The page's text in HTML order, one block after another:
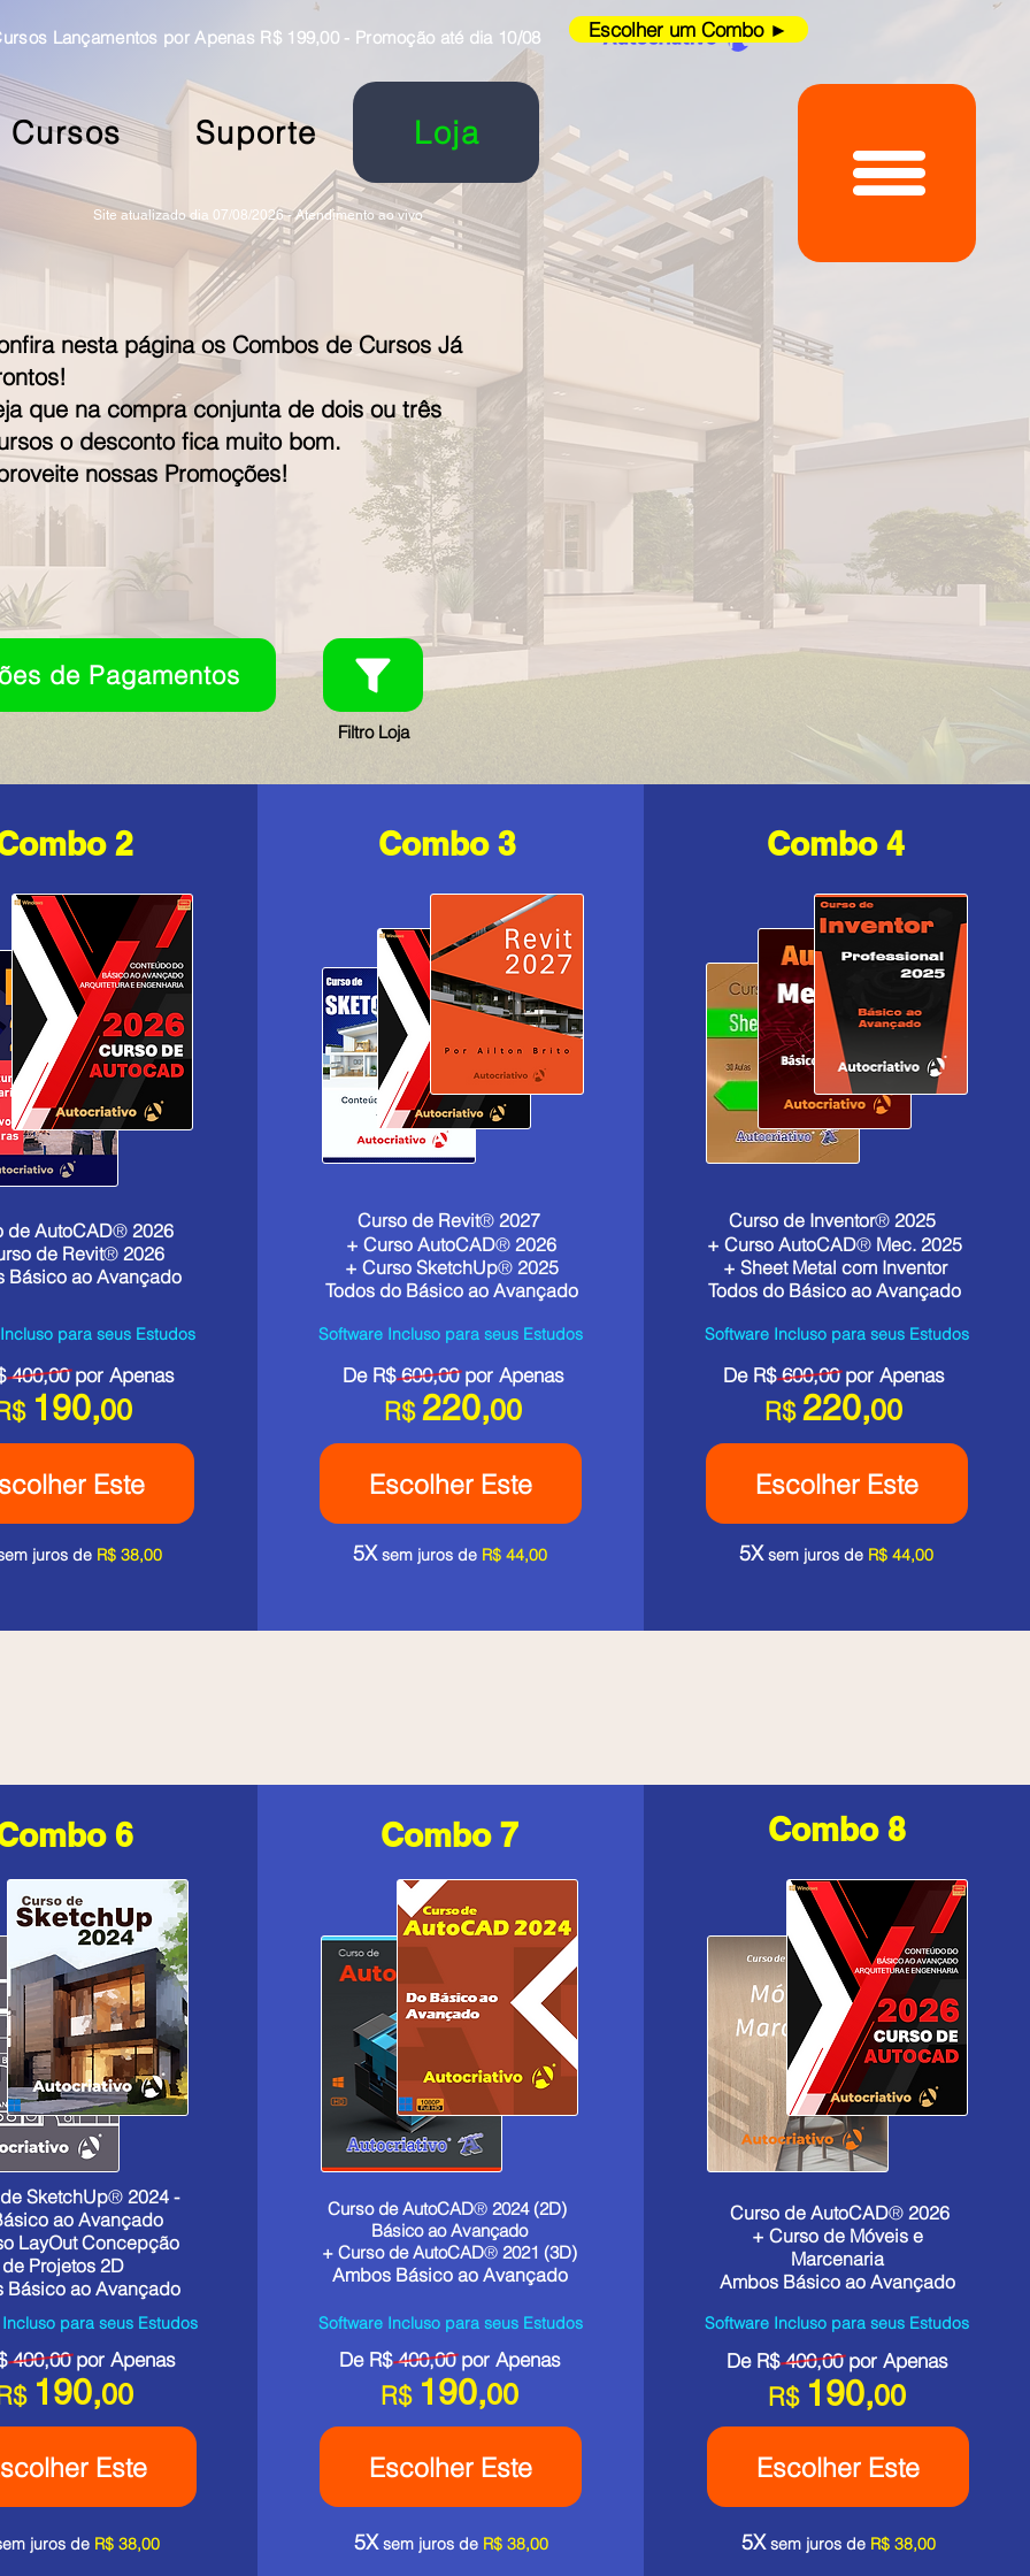
Lançamentos por Apenas R$ 199,00 - Promoção até dia 10/08 Escolher um Combo ►
Cursos Suporte Loja
nesta página os Combos de Cursos Já
que na compra conjunta de dois ou três
o desconto fica muito bom.
nossas Promoções!
de Pagamentos
Filtro Loja
2
de AutoCAD® 2026
de Revit®2026
Básico ao Avançado
para seus Estudos
400,00 por Apenas
190,00
Este
juros de R$ 38,00
Combo 3
Curso de Revit® 2027
+ Curso AutoCAD® 2026
+ Curso SketchUp® 2025
Todos do Básico ao Avançado
Software Incluso para seus Estudos
De R$ 600,00 por Apenas
R$220,00
Escolher Este
5Xsem juros de R$ 44,00
Combo 4
Curso de Inventor® 2025
+ Curso AutoCAD® Mec. 2025
+ Sheet Metal com Inventor
Todos do Básico ao Avançado
Software Incluso para seus Estudos
De R$ 600,00 por Apenas
R$220,00
Escolher Este
5Xsem juros de R$ 44,00
6
SketchUp® 2024 -
ao Avançado
LayOut Concepção
de Projetos 2D
Básico ao Avançado
para seus Estudos
400,00 por Apenas
190,00
Este
juros de R$ 38,00
Combo 7
Curso de AutoCAD® 2024 (2D)
Básico ao Avançado
+ Curso de AutoCAD® 2021 (3D)
Ambos Básico ao Avançado
Software Incluso para seus Estudos
De R$ 400,00 por Apenas
R$ 190,00
Escolher Este
5Xsem juros de R$ 38,00
Combo 8
Curso de AutoCAD® 2026
+ Curso de Móveis e
Marcenaria
Ambos Básico ao Avançado
Software Incluso para seus Estudos
De R$ 400,00 por Apenas
R$ 190,00
Escolher Este
5Xsem juros de R$ 38,00
Site atualizado dia 07/08/2026 - Atendimento ao vivo